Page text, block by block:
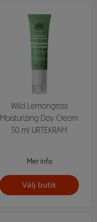
Wild Lemongrass
Moisturizing Day Cream
50 ml URTEKRAM
Mer info
Välj butik